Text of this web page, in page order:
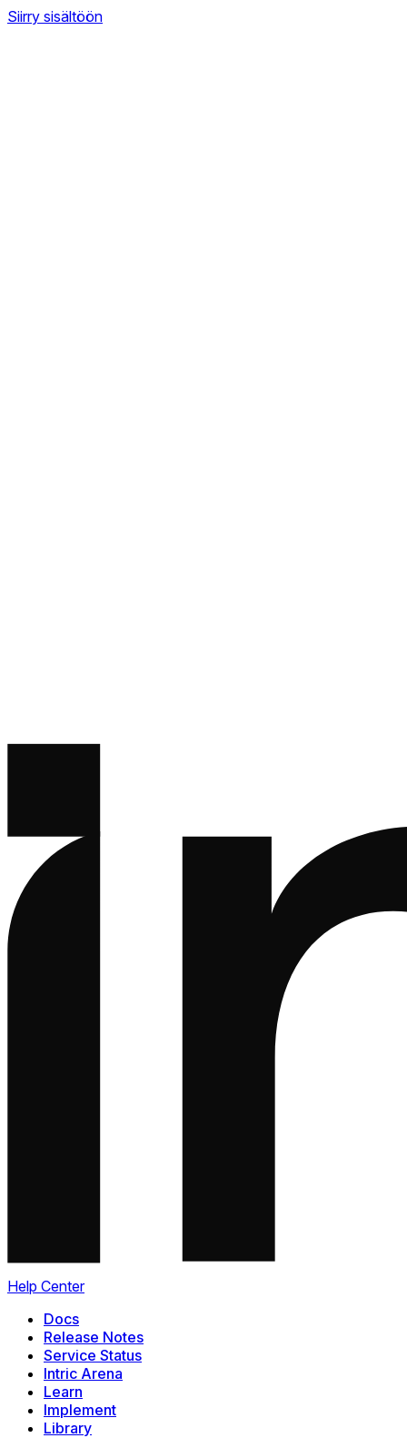
Siirry sisältöön
Help Center
Docs
Release Notes
Service Status
Intric Arena
Learn
Implement
Library